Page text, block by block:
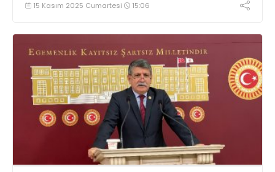
15 Kasım 2025 Cumartesi 15:06